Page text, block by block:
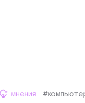
мнения